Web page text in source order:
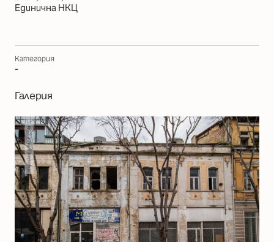
Единична НКЦ
Категория
-
Галерия